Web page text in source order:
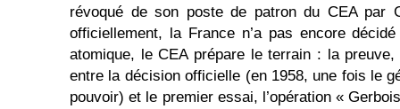
révoqué de son poste de patron du CEA par
officiellement, la France n’a pas encore
atomique, le CEA prépare le terrain : la
entre la décision officielle (en 1958, une fois le
pouvoir) et le premier essai, l’opération «